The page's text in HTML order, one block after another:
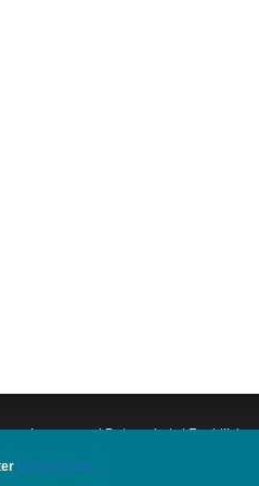
Impressum|Datenschutz|Rechtliches
Under.org|
Datenschutz.